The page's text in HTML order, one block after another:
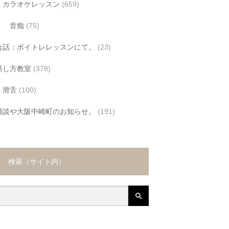
カラオケレッスン (659)
音痴 (75)
話：ボイトレレッスンにて。 (23)
し方教室 (378)
滑舌(100)
談や大阪中崎町のお知らせ。 (191)
検索（サイト内）